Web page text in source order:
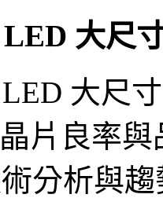
大尺
大尺
片良率與
分析與趨